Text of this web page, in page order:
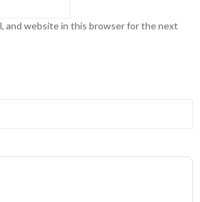
and website in this browser for the next